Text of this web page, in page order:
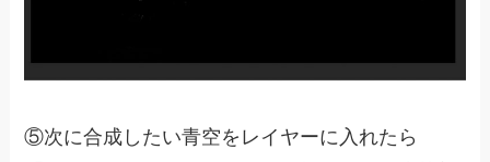
⑤次に合成したい青空をレイヤーに入れたら